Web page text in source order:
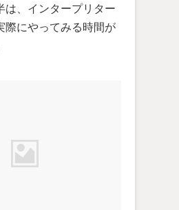
は、インタープリター
際にやってみる時間が